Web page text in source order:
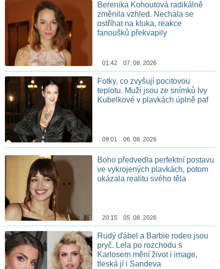
Berenika Kohoutová radikálně
změnila vzhled. Nechala se
ostříhat na kluka, reakce
fanoušků překvapily
01:42 07. 08. 2026
Fotky, co zvyšují pocitovou
teplotu. Muži jsou ze snímků Ivy
Kubelkové v plavkách úplně paf
09:01 06. 08. 2026
Boho předvedla perfektní postavu
ve vykrojených plavkách, potom
ukázala realitu svého těla
20:15 05. 08. 2026
Rudý ďábel a Barbie rodeo jsou
pryč. Lela po rozchodu s
Karlosem mění život i image,
tleská jí i Sandeva